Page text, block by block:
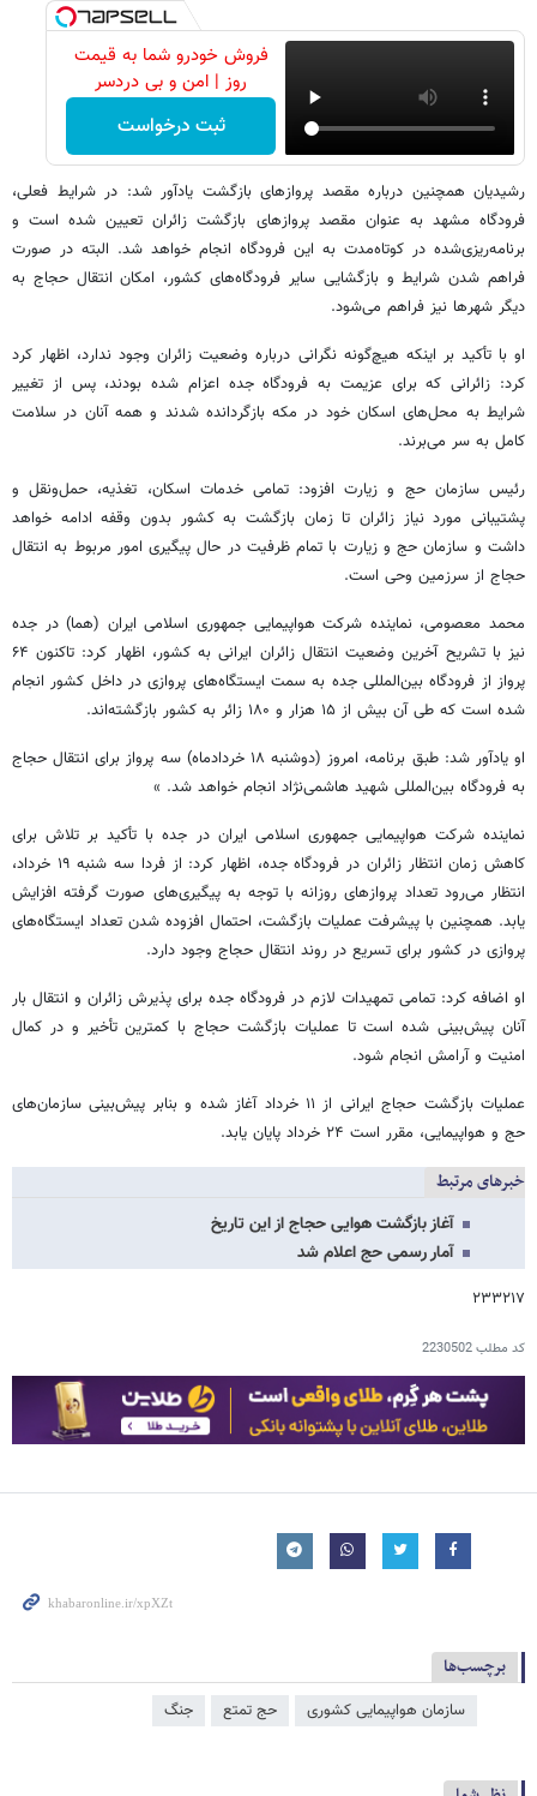
فروش خودرو شما به قیمت
روز | امن و بی دردسر
ثبت درخواست
رشیدیان همچنین درباره مقصد پروازهای بازگشت یادآور شد: در شرایط فعلی،
فرودگاه مشهد به عنوان مقصد پروازهای بازگشت زائران تعیین شده است و
برنامه‌ریزی‌شده در کوتاه‌مدت به این فرودگاه انجام خواهد شد. البته در صورت
فراهم شدن شرایط و بازگشایی سایر فرودگاه‌های کشور، امکان انتقال حجاج به
دیگر شهرها نیز فراهم می‌شود.
او با تأکید بر اینکه هیچ‌گونه نگرانی درباره وضعیت زائران وجود ندارد، اظهار کرد
کرد: زائرانی که برای عزیمت به فرودگاه جده اعزام شده بودند، پس از تغییر
شرایط به محل‌های اسکان خود در مکه بازگردانده شدند و همه آنان در سلامت
کامل به سر می‌برند.
رئیس سازمان حج و زیارت افزود: تمامی خدمات اسکان، تغذیه، حمل‌ونقل و
پشتیبانی مورد نیاز زائران تا زمان بازگشت به کشور بدون وقفه ادامه خواهد
داشت و سازمان حج و زیارت با تمام ظرفیت در حال پیگیری امور مربوط به انتقال
حجاج از سرزمین وحی است.
محمد معصومی، نماینده شرکت هواپیمایی جمهوری اسلامی ایران (هما) در جده
نیز با تشریح آخرین وضعیت انتقال زائران ایرانی به کشور، اظهار کرد: تاکنون ۶۴
پرواز از فرودگاه بین‌المللی جده به سمت ایستگاه‌های پروازی در داخل کشور انجام
شده است که طی آن بیش از ۱۵ هزار و ۱۸۰ زائر به کشور بازگشته‌اند.
او یادآور شد: طبق برنامه، امروز (دوشنبه ۱۸ خردادماه) سه پرواز برای انتقال حجاج
به فرودگاه بین‌المللی شهید هاشمی‌نژاد انجام خواهد شد. »
نماینده شرکت هواپیمایی جمهوری اسلامی ایران در جده با تأکید بر تلاش برای
کاهش زمان انتظار زائران در فرودگاه جده، اظهار کرد: از فردا سه شنبه ۱۹ خرداد،
انتظار می‌رود تعداد پروازهای روزانه با توجه به پیگیری‌های صورت گرفته افزایش
یابد. همچنین با پیشرفت عملیات بازگشت، احتمال افزوده شدن تعداد ایستگاه‌های
پروازی در کشور برای تسریع در روند انتقال حجاج وجود دارد.
او اضافه کرد: تمامی تمهیدات لازم در فرودگاه جده برای پذیرش زائران و انتقال بار
آنان پیش‌بینی شده است تا عملیات بازگشت حجاج با کمترین تأخیر و در کمال
امنیت و آرامش انجام شود.
عملیات بازگشت حجاج ایرانی از ۱۱ خرداد آغاز شده و بنابر پیش‌بینی سازمان‌های
حج و هواپیمایی، مقرر است ۲۴ خرداد پایان یابد.
خبرهای مرتبط
آغاز بازگشت هوایی حجاج از این تاریخ
آمار رسمی حج اعلام شد
۲۳۳۲۱۷
کد مطلب2230502
برچسب‌ها
سازمان هواپیمایی کشوری حج تمتع جنگ